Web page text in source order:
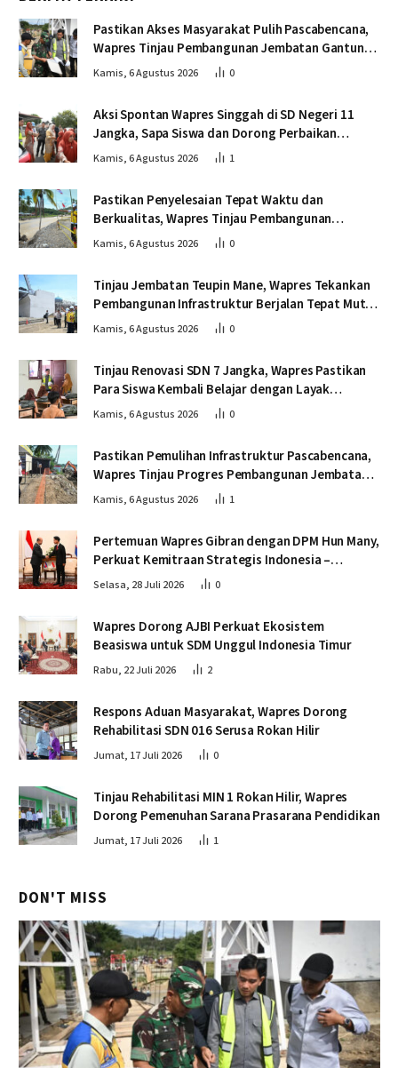
Pastikan Akses Masyarakat Pulih Pascabencana,
Wapres Tinjau Pembangunan Jembatan Gantung
Kendawi
Kamis, 6 Agustus 2026 0
Aksi Spontan Wapres Singgah di SD Negeri 11
Jangka, Sapa Siswa dan Dorong Perbaikan
Sekolah
Kamis, 6 Agustus 2026 1
Pastikan Penyelesaian Tepat Waktu dan
Berkualitas, Wapres Tinjau Pembangunan
Jembatan Lumut
Kamis, 6 Agustus 2026 0
Tinjau Jembatan Teupin Mane, Wapres Tekankan
Pembangunan Infrastruktur Berjalan Tepat Mutu
dan Tepat Waktu
Kamis, 6 Agustus 2026 0
Tinjau Renovasi SDN 7 Jangka, Wapres Pastikan
Para Siswa Kembali Belajar dengan Layak
Pascabencana
Kamis, 6 Agustus 2026 0
Pastikan Pemulihan Infrastruktur Pascabencana,
Wapres Tinjau Progres Pembangunan Jembatan
Krueng Tingkeum Bireuen
Kamis, 6 Agustus 2026 1
Pertemuan Wapres Gibran dengan DPM Hun Many,
Perkuat Kemitraan Strategis Indonesia –
Kamboja
Selasa, 28 Juli 2026 0
Wapres Dorong AJBI Perkuat Ekosistem
Beasiswa untuk SDM Unggul Indonesia Timur
Rabu, 22 Juli 2026 2
Respons Aduan Masyarakat, Wapres Dorong
Rehabilitasi SDN 016 Serusa Rokan Hilir
Jumat, 17 Juli 2026 0
Tinjau Rehabilitasi MIN 1 Rokan Hilir, Wapres
Dorong Pemenuhan Sarana Prasarana Pendidikan
Jumat, 17 Juli 2026 1
DON'T MISS